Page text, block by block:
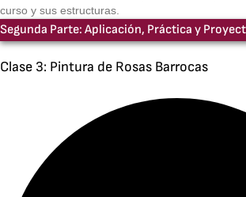
curso y sus estructuras.
Segunda Parte: Aplicación, Práctica y
Clase 3: Pintura de Rosas Barrocas